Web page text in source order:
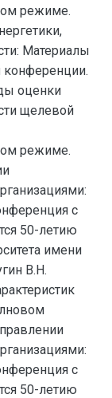
режиме.
Материалы
конференции.
оценки
щелевой
режиме.
с
50-летию
имени
В.Н.
с
50-летию